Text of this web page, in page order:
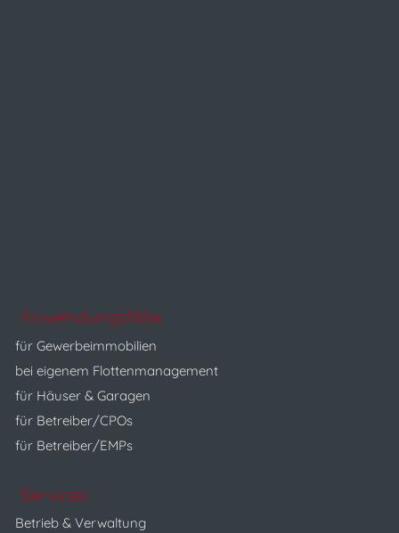
Anwendungsfälle
für Gewerbeimmobilien
bei eigenem Flottenmanagement
für Häuser & Garagen
für Betreiber/CPOs
für Betreiber/EMPs
Services
Betrieb & Verwaltung